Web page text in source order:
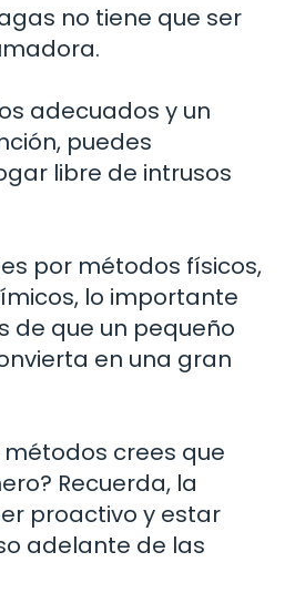
no tiene que ser
adecuados y un
puedes
libre de intrusos
por métodos físicos,
lo importante
de que un pequeño
en una gran
crees que
Recuerda, la
proactivo y estar
adelante de las